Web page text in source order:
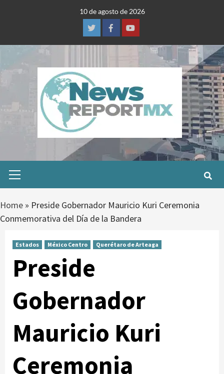
10 de agosto de 2026
TwitterFacebookYoutube
Menu
Home » Preside Gobernador Mauricio Kuri Ceremonia
Conmemorativa del Día de la Bandera
Estados México Centro Querétaro de Arteaga
Preside
Gobernador
Mauricio Kuri
Ceremonia